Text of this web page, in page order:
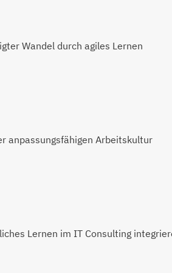
Wandel durch agiles Lernen
anpassungsfähigen Arbeitskultur
Lernen im IT Consulting